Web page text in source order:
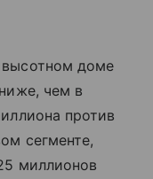
доме
чем в
против
сегменте,
миллионов